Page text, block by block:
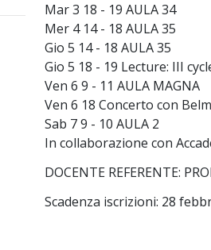
Mar 3 18 - 19 AULA 34
Mer 4 14 - 18 AULA 35
Gio 5 14 - 18 AULA 35
Gio 5 18 - 19 Lecture: III
Ven 6 9 - 11 AULA MAGNA
Ven 6 18 Concerto con
Sab 7 9 - 10 AULA 2
In collaborazione con
DOCENTE REFERENTE:
Scadenza iscrizioni: 28